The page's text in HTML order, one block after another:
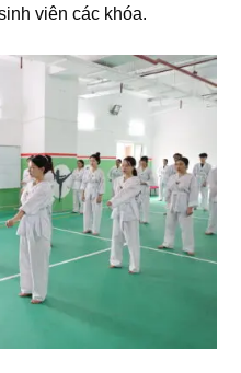
viên các khóa.